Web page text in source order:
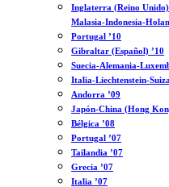
Inglaterra (Reino
Malasia-Indonesia-
Portugal ’10
Gibraltar (Español) ’10
Suecia-Alemania-
Italia-Liechtenstein-
Andorra ’09
Japón-China (Hong
Bélgica ’08
Portugal ’07
Tailandia ’07
Grecia ’07
Italia ’07